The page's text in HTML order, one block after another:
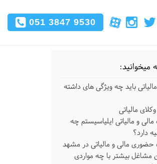
051 3847 9530
میخوانید:
باید چه ویژگی های داشته
مالیاتی
و مالیاتی ایلیاسیستم چه
دارد؟
حضوری مالی و مالیاتی در مشهد
مشاغل بیشتر با چه مواردی